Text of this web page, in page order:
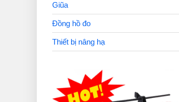
Giũa
Đồng hồ đo
Thiết bị nâng hạ